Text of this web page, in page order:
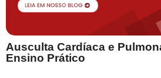
Ausculta Cardíaca e
Ensino Prático